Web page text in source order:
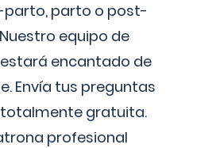
parto, parto o post-
equipo de
encantado de
Envía tus preguntas
gratuita.
profesional